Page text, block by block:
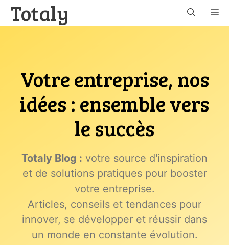
AllerTotaly
Votre entreprise, nos
idées : ensemble vers
le succès
Totaly Blog : votre source d'inspiration
et de solutions pratiques pour booster
votre entreprise.
Articles, conseils et tendances pour
innover, se développer et réussir dans
un monde en constante évolution.